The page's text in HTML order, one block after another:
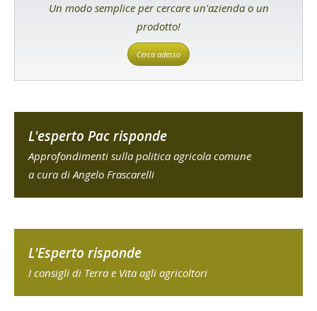
Un modo semplice per cercare un'azienda o un
prodotto!
Cerca adesso
L'esperto Pac risponde
Approfondimenti sulla politica agricola comune
a cura di Angelo Frascarelli
L'Esperto risponde
I consigli di Terra e Vita agli agricoltori